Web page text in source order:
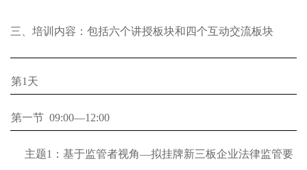
三、培训内容： 包括六个讲授板块和四个互动交流板块
第1天
第一节 09:00—12:00
主题1：基于监管者视角—拟挂牌新三板企业法律监管要